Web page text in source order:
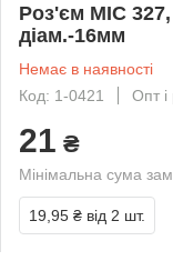
Роз'єм MIC
діам.-16мм
Немає в наявності
Код: 1-0421
Опт і
21 ₴
Мінімальна сума
19,95 ₴ від 2 шт.